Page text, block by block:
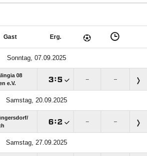
Gast Erg.
Sonntag, 07.09.2025
08
e.V.
: – –
Samstag, 20.09.2025
: – –
Samstag, 27.09.2025